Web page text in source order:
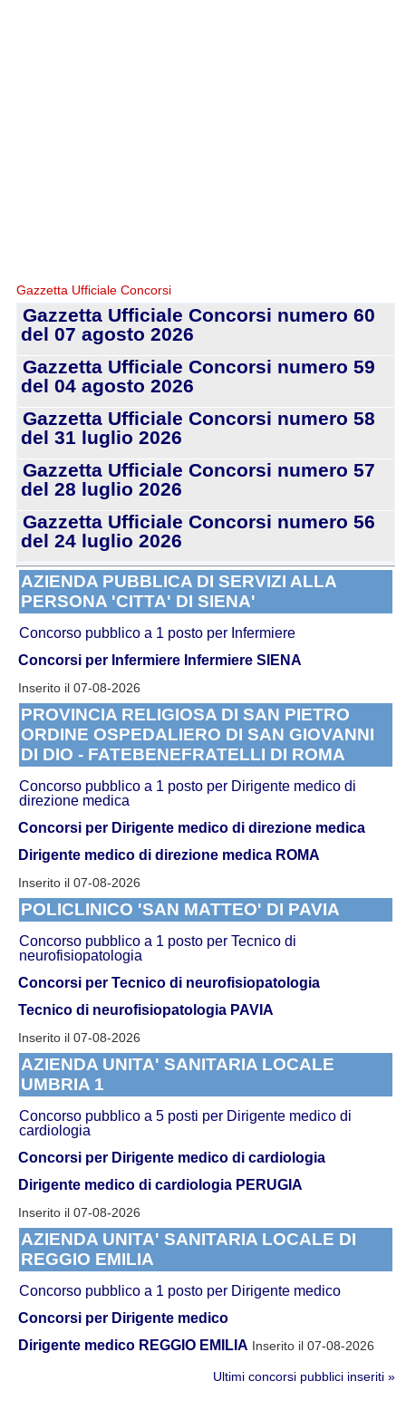
Gazzetta Ufficiale Concorsi
Gazzetta Ufficiale Concorsi numero 60
del 07 agosto 2026
Gazzetta Ufficiale Concorsi numero 59
del 04 agosto 2026
Gazzetta Ufficiale Concorsi numero 58
del 31 luglio 2026
Gazzetta Ufficiale Concorsi numero 57
del 28 luglio 2026
Gazzetta Ufficiale Concorsi numero 56
del 24 luglio 2026
AZIENDA PUBBLICA DI SERVIZI ALLA
PERSONA 'CITTA' DI SIENA'
Concorso pubblico a 1 posto per Infermiere
Concorsi per Infermiere Infermiere SIENA
Inserito il 07-08-2026
PROVINCIA RELIGIOSA DI SAN PIETRO
ORDINE OSPEDALIERO DI SAN GIOVANNI
DI DIO - FATEBENEFRATELLI DI ROMA
Concorso pubblico a 1 posto per Dirigente medico di
direzione medica
Concorsi per Dirigente medico di direzione medica
Dirigente medico di direzione medica ROMA
Inserito il 07-08-2026
POLICLINICO 'SAN MATTEO' DI PAVIA
Concorso pubblico a 1 posto per Tecnico di
neurofisiopatologia
Concorsi per Tecnico di neurofisiopatologia
Tecnico di neurofisiopatologia PAVIA
Inserito il 07-08-2026
AZIENDA UNITA' SANITARIA LOCALE
UMBRIA 1
Concorso pubblico a 5 posti per Dirigente medico di
cardiologia
Concorsi per Dirigente medico di cardiologia
Dirigente medico di cardiologia PERUGIA
Inserito il 07-08-2026
AZIENDA UNITA' SANITARIA LOCALE DI
REGGIO EMILIA
Concorso pubblico a 1 posto per Dirigente medico
Concorsi per Dirigente medico
Dirigente medico REGGIO EMILIA Inserito il 07-08-2026
Ultimi concorsi pubblici inseriti »